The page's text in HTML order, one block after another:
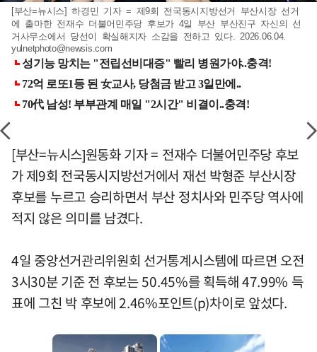
[부산=뉴시스] 하경민 기자 = 제9회 전국동시지방선거 부산시장 선거
에 출마한 전재수 더불어민주당 후보가 4일 부산 부산진구 자신의 선
거사무소에서 당선이 확실해지자 소감을 전하고 있다. 2026.06.04.
yulnetphoto@newsis.com
[부산=뉴시스]원동화 기자 = 전재수 더불어민주당 후보
가 제9회 전국동시지방선거에서 재선 박형준 부산시장
후보를 누르고 승리하면서 부산 정치사와 민주당 역사에
적지 않은 의미를 남겼다.
4일 중앙선거관리위원회 선거통계시스템에 따르면 오전
3시30분 기준 전 후보는 50.45%를 획득해 47.99% 득
표에 그친 박 후보에 2.46%포인트(p)차이로 앞섰다.